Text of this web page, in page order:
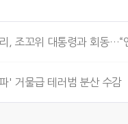
, 조꼬위 대통령과 회동…“
' 거물급 테러범 분산 수감